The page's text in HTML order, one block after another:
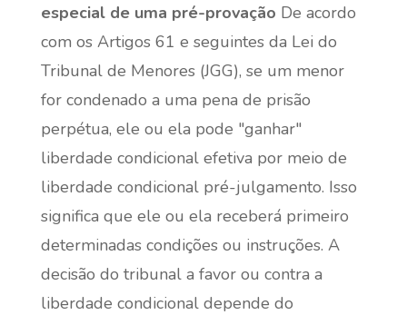
especial de uma pré-provação De acordo
com os Artigos 61 e seguintes da Lei do
Tribunal de Menores (JGG), se um menor
for condenado a uma pena de prisão
perpétua, ele ou ela pode "ganhar"
liberdade condicional efetiva por meio de
liberdade condicional pré-julgamento. Isso
significa que ele ou ela receberá primeiro
determinadas condições ou instruções. A
decisão do tribunal a favor ou contra a
liberdade condicional depende do